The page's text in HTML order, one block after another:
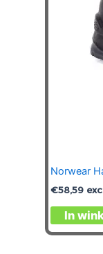
Norwear
€58,59
In